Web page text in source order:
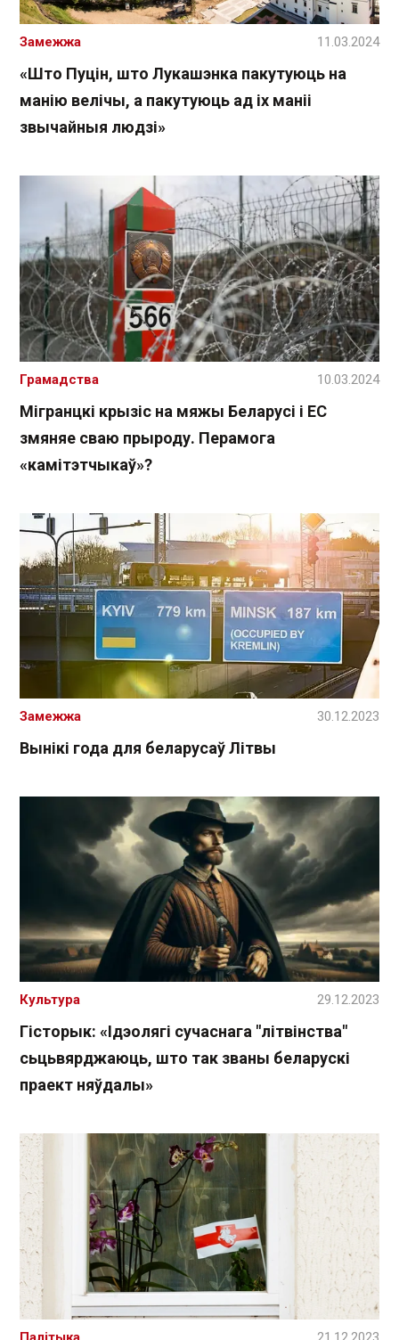
«Што Пуцін, што Лукашэнка пакутуюць на
манію велічы, а пакутуюць ад іх маніі
звычайныя людзі»
Замежжа 11.03.2024
Мігранцкі крызіс на мяжы Беларусі і ЕС
змяняе сваю прыроду. Перамога
«камітэтчыкаў»?
Грамадства 10.03.2024
Вынікі года для беларусаў Літвы
Замежжа 30.12.2023
Гісторык: «Ідэолягі сучаснага "літвінства"
сьцьвярджаюць, што так званы беларускі
праект няўдалы»
Культура 29.12.2023